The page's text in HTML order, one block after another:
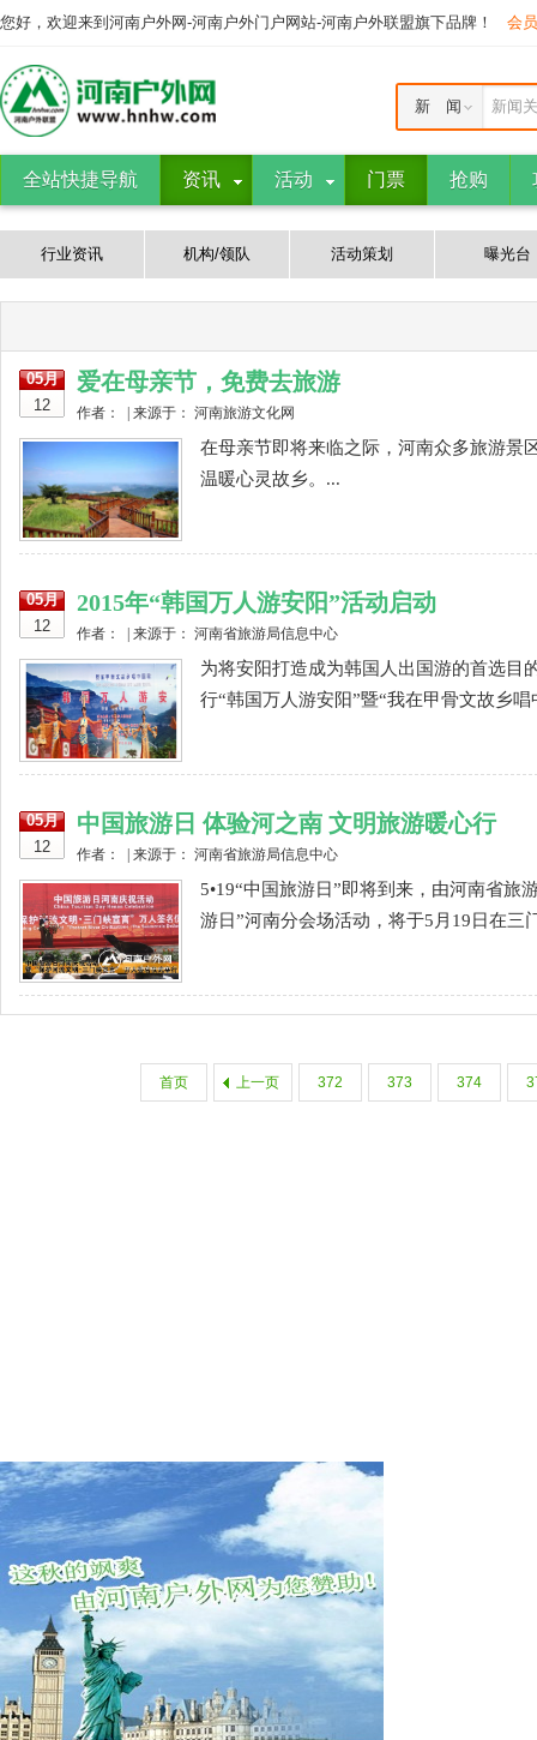
您好，欢迎来到河南户外网-河南户外门户网站-河南户外联盟旗下品牌！ 会
新闻
新 闻
全站快捷导航 资讯 活动 门票 抢购
行业资讯 机构/领队 活动策划 曝光台
05月
12
爱在母亲节，免费去旅游
作者： | 来源于： 河南旅游文化网
在母亲节即将来临之际，河南众多旅游景
温暖心灵故乡。...
05月
12
2015年“韩国万人游安阳”活动启动
作者： | 来源于： 河南省旅游局信息中心
为将安阳打造成为韩国人出国游的首选目
行“韩国万人游安阳”暨“我在甲骨文故乡
05月
12
中国旅游日 体验河之南 文明旅游暖心行
作者： | 来源于： 河南省旅游局信息中心
5•19“中国旅游日”即将到来，由河南省
游日”河南分会场活动，将于5月19日在三
首页 上一页 372 373 374